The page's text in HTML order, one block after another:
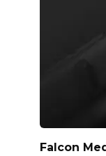
Falcon